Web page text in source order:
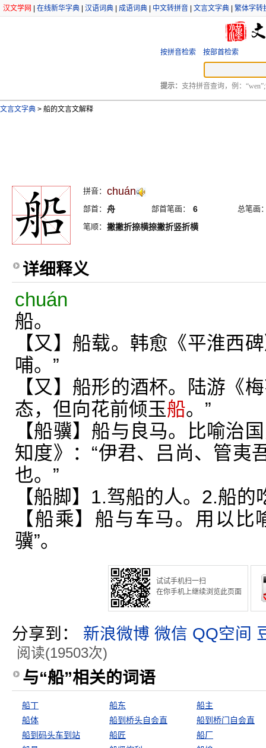
汉文学网 在线新华字典 汉语词典 成语词典 中文转拼音 文言文字典 繁体字转
按拼音检索 按部首检索
提示： 支持拼音查询，例：
文言文字典 > 船的文言文解释
拼音： chuán
部首： 舟 部首笔画： 6
总笔画
笔顺： 撇撇折捺横捺撇折竖折横
详细释义
chuán
船。
【又】船载。韩愈《平淮西
哺。”
【又】船形的酒杯。陆游《
态，但向花前倾玉船。”
【船骥】船与良马。比喻治
知度》：“伊君、吕尚、管夷
也。”
【船脚】1.驾船的人。2.船的
【船乘】船与车马。用以
骥”。
试试手机扫一扫
在你手机上继续浏览此页面
分享到： 新浪微博 微信 QQ空间
阅读(19503次)
与“船”相关的词语
船丁 船东
船主
船体
船到桥头自会直
船到桥门自会直
船到码头车到站
船匠
船厂